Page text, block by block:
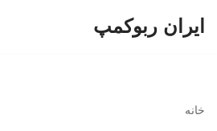
ایران ربوکمپ
خانه